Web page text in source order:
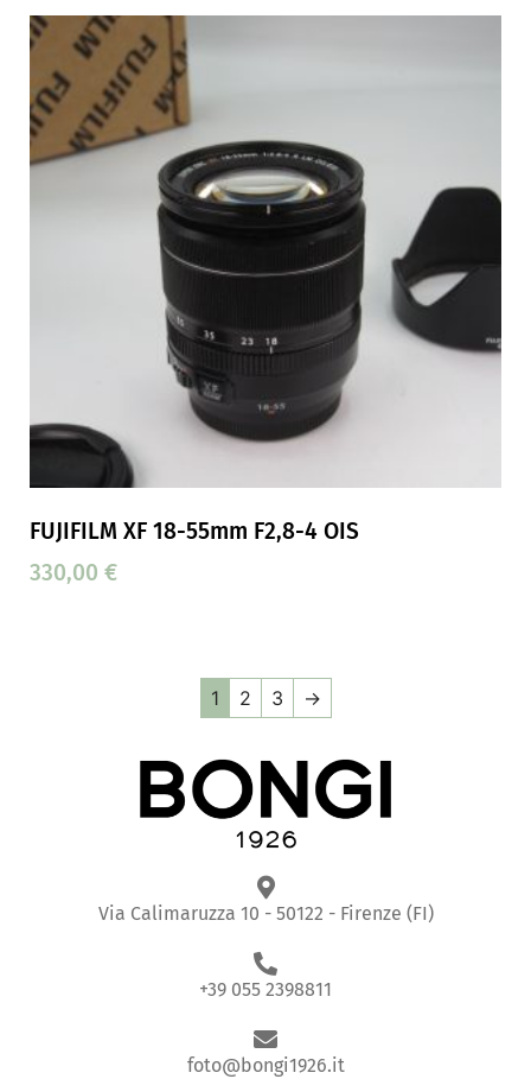
FUJIFILM XF 18-55mm F2,8-4 OIS
330,00 €
1 2 3 →
Via Calimaruzza 10 - 50122 - Firenze (FI)
+39 055 2398811
foto@bongi1926.it